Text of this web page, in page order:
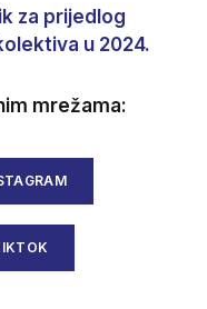
za prijedlog
u 2024.
mrežama: